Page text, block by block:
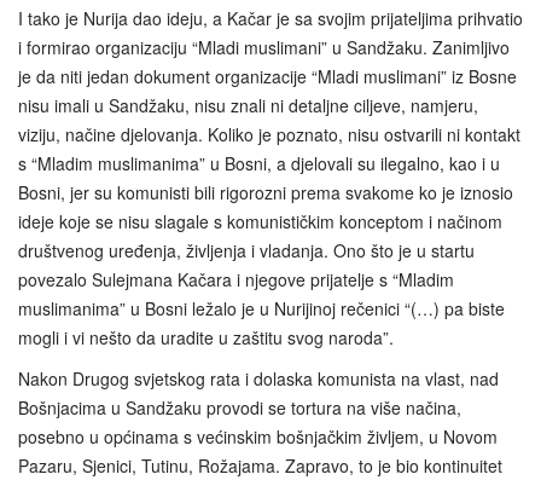
I tako je Nurija dao ideju, a Kačar je sa svojim prijateljima prihvatio
i formirao organizaciju “Mladi muslimani” u Sandžaku. Zanimljivo
je da niti jedan dokument organizacije “Mladi muslimani” iz Bosne
nisu imali u Sandžaku, nisu znali ni detaljne ciljeve, namjeru,
viziju, načine djelovanja. Koliko je poznato, nisu ostvarili ni kontakt
s “Mladim muslimanima” u Bosni, a djelovali su ilegalno, kao i u
Bosni, jer su komunisti bili rigorozni prema svakome ko je iznosio
ideje koje se nisu slagale s komunističkim konceptom i načinom
društvenog uređenja, življenja i vladanja. Ono što je u startu
povezalo Sulejmana Kačara i njegove prijatelje s “Mladim
muslimanima” u Bosni ležalo je u Nurijinoj rečenici “(…) pa biste
mogli i vi nešto da uradite u zaštitu svog naroda”.
Nakon Drugog svjetskog rata i dolaska komunista na vlast, nad
Bošnjacima u Sandžaku provodi se tortura na više načina,
posebno u općinama s većinskim bošnjačkim življem, u Novom
Pazaru, Sjenici, Tutinu, Rožajama. Zapravo, to je bio kontinuitet